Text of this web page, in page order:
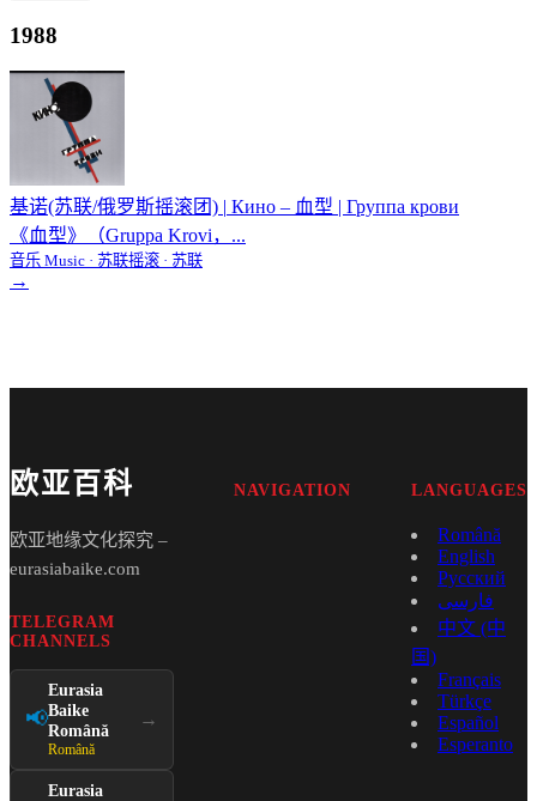
1988
基诺(苏联/俄罗斯摇滚团) | Кино – 血型 | Группа крови
《血型》（Gruppa Krovi，...
音乐 Music · 苏联摇滚 · 苏联
→
欧亚百科
欧亚地缘文化探究 –
eurasiabaike.com
TELEGRAM
CHANNELS
📢
Eurasia
Baike
Română
Română
→
Eurasia
NAVIGATION LANGUAGES
Română
English
Русский
فارسی
中文 (中
国)
Français
Türkçe
Español
Esperanto